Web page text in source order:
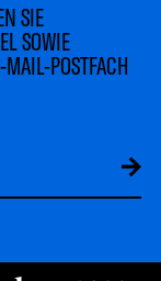
SIE
SOWIE
POSTFACH